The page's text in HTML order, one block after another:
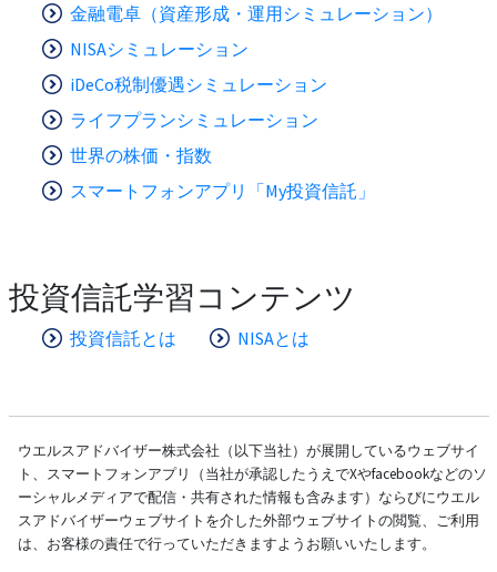
金融電卓（資産形成・運用シミュレーション）
NISAシミュレーション
iDeCo税制優遇シミュレーション
ライフプランシミュレーション
世界の株価・指数
スマートフォンアプリ「My投資信託」
投資信託学習コンテンツ
投資信託とは NISAとは
ウエルスアドバイザー株式会社（以下当社）が展開しているウェブサイ
ト、スマートフォンアプリ（当社が承認したうえでXやfacebookなどのソ
ーシャルメディアで配信・共有された情報も含みます）ならびにウエル
スアドバイザーウェブサイトを介した外部ウェブサイトの閲覧、ご利用
は、お客様の責任で行っていただきますようお願いいたします。